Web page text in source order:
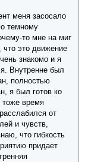
меня засосало
темному
то мне на миг
что это движение
знакомо и я
Внутренне был
полностью
я был готов ко
время
от
и чувств,
что гибкость
придает